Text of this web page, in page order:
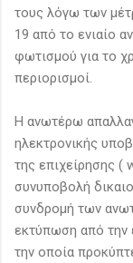
τους λόγω των
19 από το ενιαίο
φωτισμού για το
περιορισμοί.
Η ανωτέρω
ηλεκτρονικής
της επιχείρησης (
συνυποβολή
συνδρομή των
εκτύπωση από την
την οποία